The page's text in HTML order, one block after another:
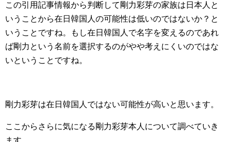
この引用記事情報から判断して剛力彩芽の家族は日本人と
いうことから在日韓国人の可能性は低いのではないか？と
いうことですね。もし在日韓国人で名字を変えるのであれ
ば剛力という名前を選択するのがやや考えにくいのではな
いということですね。
剛力彩芽は在日韓国人ではない可能性が高いと思います。
ここからさらに気になる剛力彩芽本人について調べていき
ます。